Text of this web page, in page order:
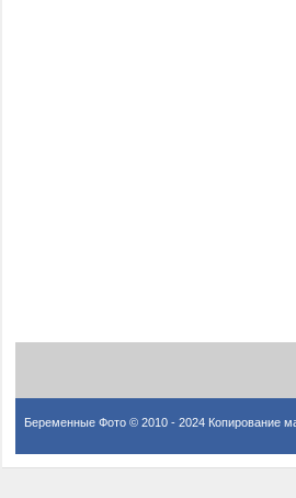
Беременные Фото © 2010 - 2024 Копирование